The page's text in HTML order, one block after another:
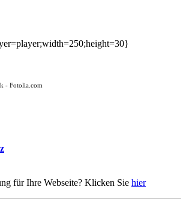
- Fotolia.com
für Ihre Webseite? Klicken Sie hier